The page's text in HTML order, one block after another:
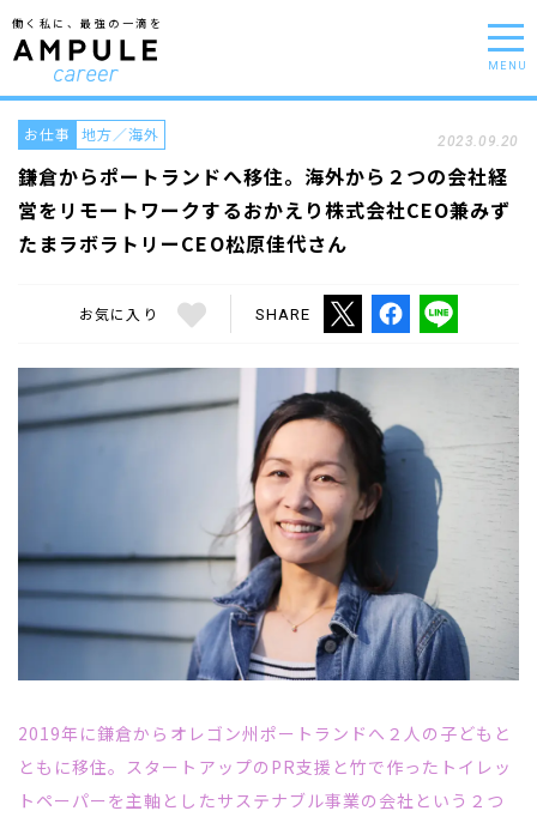
働く私に、最強の一滴を
MENU
鎌倉からポートランドへ移住。海外から２つの会社経
営をリモートワークするおかえり株式会社CEO兼みず
たまラボラトリーCEO松原佳代さん
お仕事 地方／海外 2023.09.20
お気に入り SHARE
2019年に鎌倉からオレゴン州ポートランドへ２人の子どもと
ともに移住。スタートアップのPR支援と竹で作ったトイレッ
トペーパーを主軸としたサステナブル事業の会社という２つ